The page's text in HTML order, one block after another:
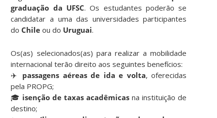
graduação da UFSC. Os estudantes poderão se
candidatar a uma das universidades participantes
do Chile ou do Uruguai.
Os(as) selecionados(as) para realizar a mobilidade
internacional terão direito aos seguintes benefícios:
✈️ passagens aéreas de ida e volta, oferecidas
pela PROPG;
🎓 isenção de taxas acadêmicas na instituição de
destino;